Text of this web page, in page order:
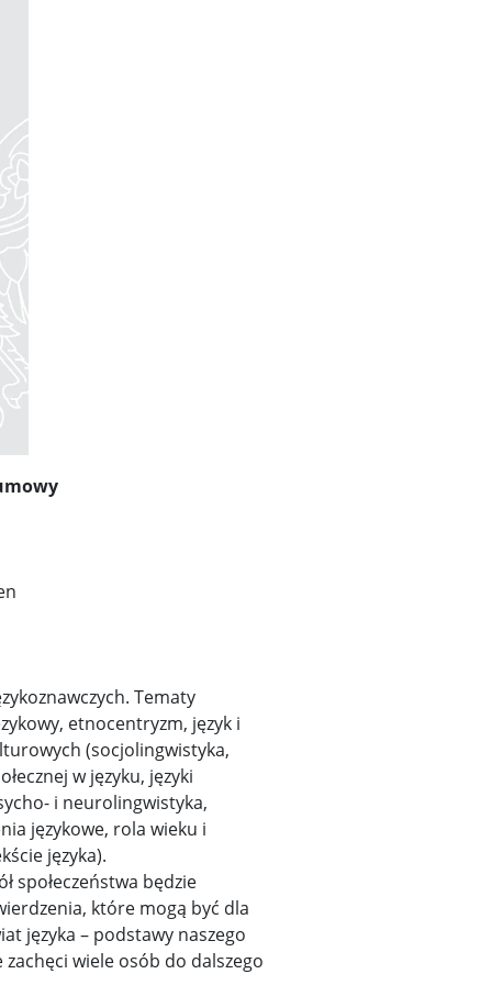
Tematy
etnocentryzm, język i
(socjolingwistyka,
w języku, języki
i neurolingwistyka,
językowe, rola wieku i
języka).
społeczeństwa będzie
które mogą być dla
języka – podstawy naszego
wiele osób do dalszego